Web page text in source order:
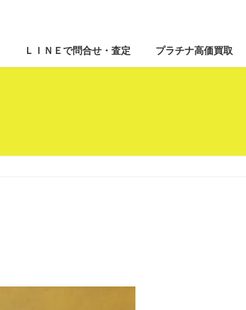
ＬＩＮＥで問合せ・査定 プラチナ高価買取